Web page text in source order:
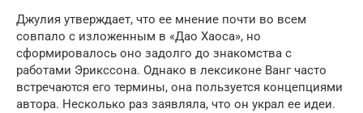
Джулия утверждает, что ее мнение почти во всем
совпало с изложенным в «Дао Хаоса», но
сформировалось оно задолго до знакомства с
работами Эрикссона. Однако в лексиконе Ванг часто
встречаются его термины, она пользуется концепциями
автора. Несколько раз заявляла, что он украл ее идеи.